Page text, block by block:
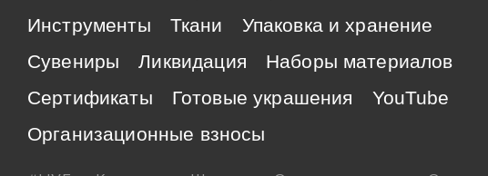
Инструменты
Ткани
Упаковка и хранение
Сувениры
Ликвидация
Наборы материалов
Сертификаты
Готовые украшения
YouTube
Организационные взносы